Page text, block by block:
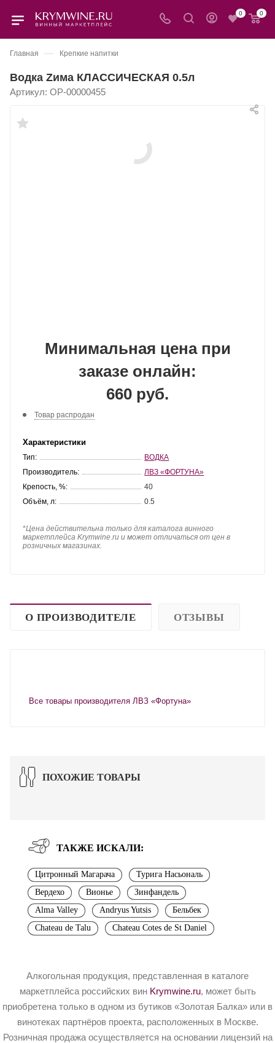
0 0
Главная — Крепкие напитки
Водка Zима КЛАССИЧЕСКАЯ 0.5л
Артикул: OP-00000455
Минимальная цена при
заказе онлайн:
660 руб.
Товар распродан
Характеристики
Тип:
ВОДКА
Производитель:
ЛВЗ «ФОРТУНА»
Крепость, %:
40
Объём, л:
0.5
*Цена действительна только для каталога винного
маркетплейса Krymwine.ru и может отличаться от цен в
розничных магазинах.
О ПРОИЗВОДИТЕЛЕ ОТЗЫВЫ
Все товары производителя ЛВЗ «Фортуна»
ПОХОЖИЕ ТОВАРЫ
ТАКЖЕ ИСКАЛИ:
Цитронный Магарача
Турига Насьональ
Вердехо
Вионье
Зинфандель
Alma Valley
Andryus Yutsis
Бельбек
Chateau de Talu
Chateau Cotes de St Daniel
Алкогольная продукция, представленная в каталоге
маркетплейса российских вин Krymwine.ru, может быть
приобретена только в одном из бутиков «Золотая Балка» или в
винотеках партнёров проекта, расположенных в Москве.
Розничная продажа осуществляется на основании лицензий на